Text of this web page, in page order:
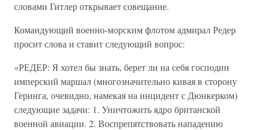
словами Гитлер открывает совещание.
Командующий военно-морским флотом адмирал Редер
просит слова и ставит следующий вопрос:
«РЕДЕР: Я хотел бы знать, берет ли на себя господин
имперский маршал (многозначительно кивая в сторону
Геринга, очевидно, намекая на инцидент с Дюнкерком)
следующие задачи: 1. Уничтожить ядро британской
военной авиации. 2. Воспрепятствовать нападению